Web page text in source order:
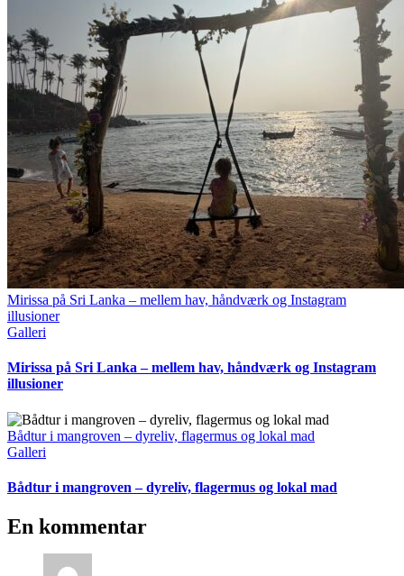
Mirissa på Sri Lanka – mellem hav, håndværk og Instagram
illusioner
Galleri
Mirissa på Sri Lanka – mellem hav, håndværk og Instagram
illusioner
Bådtur i mangroven – dyreliv, flagermus og lokal mad
Galleri
Bådtur i mangroven – dyreliv, flagermus og lokal mad
En kommentar